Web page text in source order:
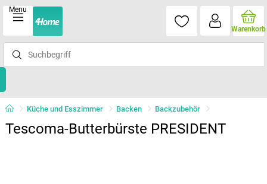
Menu
Warenkorb
Küche und Esszimmer Backen Backzubehör
Tescoma-Butterbürste PRESIDENT